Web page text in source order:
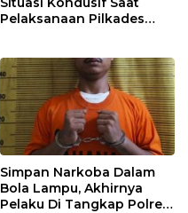
Pelaksanaan Pilkades
Simpan Narkoba Dalam
Bola Lampu, Akhirnya
Pelaku Di Tangkap Polres